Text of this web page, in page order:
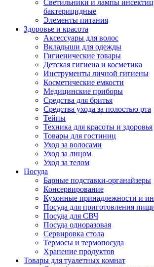
Светильники и лампы
бактерицидные
Элементы питания
Здоровье и красота
Аксессуары для волос
Вкладыши для одежды
Гигиенические товары
Детская гигиена и косметика
Инструменты личной гигиены
Косметические емкости
Медицинские приборы
Средства для бритья
Средства ухода за полостью рта
Тейпы
Техника для красоты и здоровья
Товары для гостиниц
Уход за волосами
Уход за лицом
Уход за телом
Посуда
Барные подставки-органайзеры
Консервирование
Кухонные принадлежности и
Посуда для приготовления
Посуда для СВЧ
Посуда одноразовая
Сервировка стола
Термосы и термопосуда
Хранение продуктов
Товары для туалетных комнат